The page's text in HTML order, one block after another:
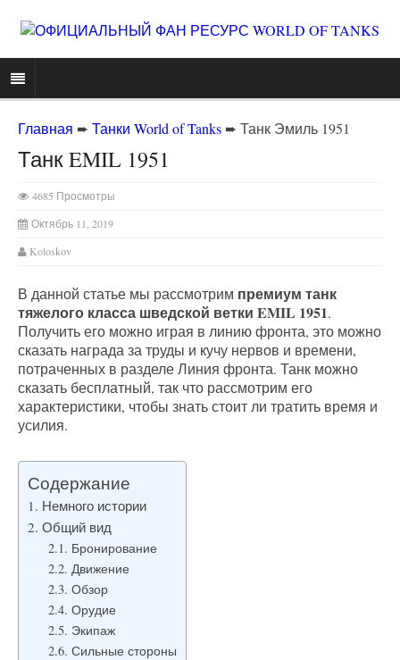
Главная ➨ Танки World of Tanks ➨ Танк Эмиль 1951
Танк EMIL 1951
4685 Просмотры
Октябрь 11, 2019
Koloskov
В данной статье мы рассмотрим премиум танк
тяжелого класса шведской ветки EMIL 1951.
Получить его можно играя в линию фронта, это можно
сказать награда за труды и кучу нервов и времени,
потраченных в разделе Линия фронта. Танк можно
сказать бесплатный, так что рассмотрим его
характеристики, чтобы знать стоит ли тратить время и
усилия.
Содержание
Немного истории
Общий вид
Бронирование
Движение
Обзор
Орудие
Экипаж
Сильные стороны